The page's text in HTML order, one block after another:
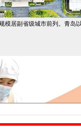
居副省级城市前列。青岛以